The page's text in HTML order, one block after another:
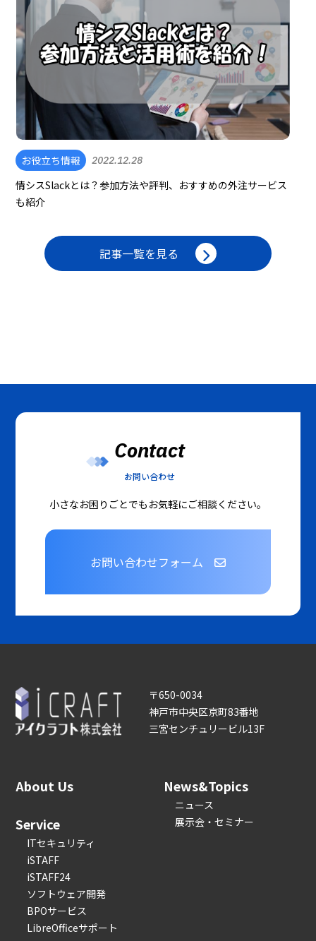
お役立ち情報 2022.12.28
情シスSlackとは？参加方法や評判、おすすめの外注サービス
も紹介
記事一覧を見る
Contact
お問い合わせ
小さなお困りごとでもお気軽にご相談ください。
お問い合わせフォーム
〒650-0034
神戸市中央区京町83番地
三宮センチュリービル13F
About Us
Service
ITセキュリティ
iSTAFF
iSTAFF24
ソフトウェア開発
BPOサービス
LibreOfficeサポート
News&Topics
ニュース
展示会・セミナー